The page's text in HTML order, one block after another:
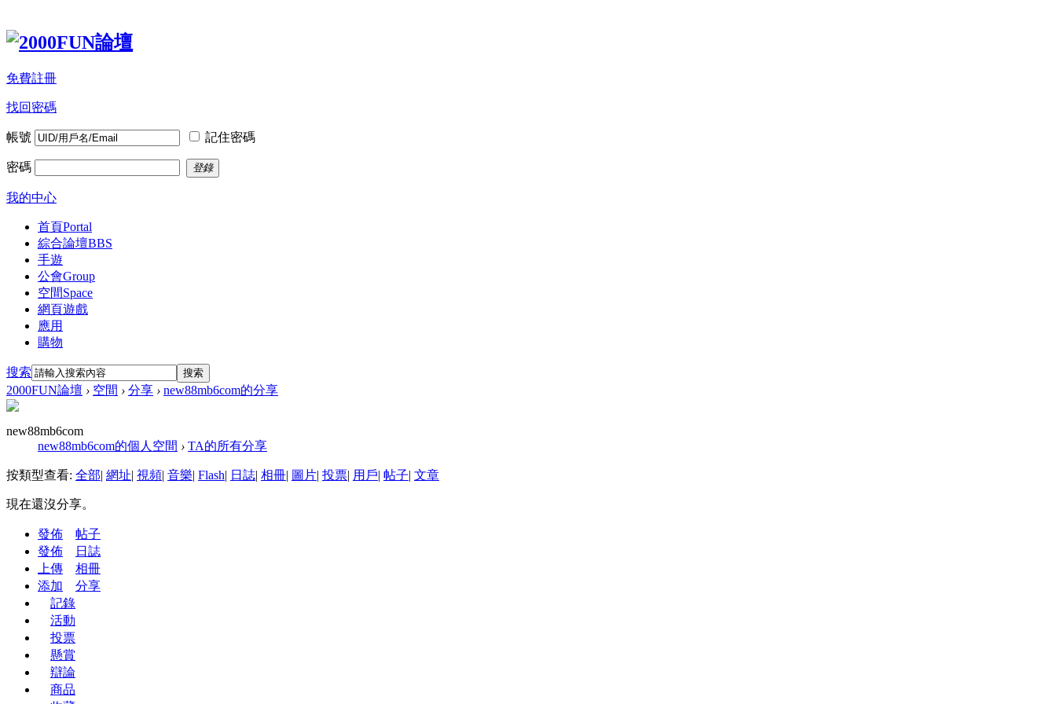
免費註冊
找回密碼
帳號 記住密碼
密碼 登錄
我的中心
首頁Portal
綜合論壇BBS
手遊
公會Group
空間Space
網頁遊戲
應用
購物
搜索 搜索
2000FUN論壇 › 空間 › 分享 › new88mb6com的分享
new88mb6com
new88mb6com的個人空間 › TA的所有分享
按類型查看: 全部| 網址| 視頻| 音樂| Flash| 日誌| 相冊| 圖片| 投票| 用戶| 帖子| 文章
現在還沒分享。
發佈
帖子
發佈
日誌
上傳
相冊
添加
分享
記錄
活動
投票
懸賞
辯論
商品